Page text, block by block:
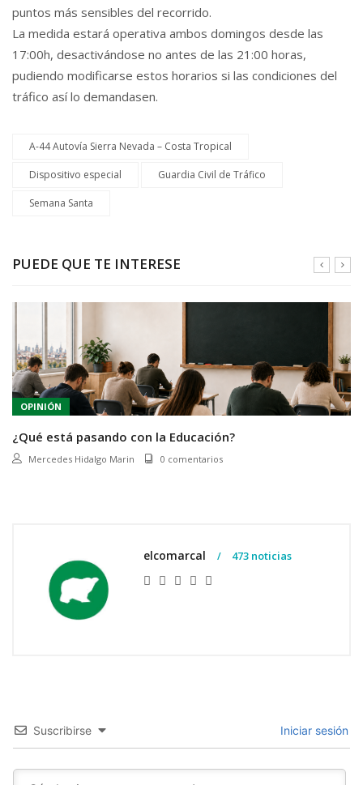
puntos más sensibles del recorrido.
La medida estará operativa ambos domingos desde las
17:00h, desactivándose no antes de las 21:00 horas,
pudiendo modificarse estos horarios si las condiciones del
tráfico así lo demandasen.
A-44 Autovía Sierra Nevada – Costa Tropical
Dispositivo especial Guardia Civil de Tráfico
Semana Santa
PUEDE QUE TE INTERESE
OPINIÓN
¿Qué está pasando con la Educación?
Mercedes Hidalgo Marin 0 comentarios
elcomarcal 473 noticias
Suscribirse Iniciar sesión